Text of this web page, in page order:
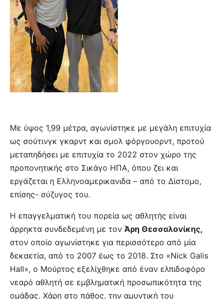
Με ύψος 1,99 μέτρα, αγωνίστηκε με μεγάλη επιτυχία
ως σούτινγκ γκαρντ και σμολ φόργουορντ, προτού
μεταπηδήσει με επιτυχία το 2022 στον χώρο της
προπονητικής στο Σικάγο ΗΠΑ, όπου ζει και
εργάζεται η Ελληνοαμερικανιδα – από το Δίστομο,
επίσης- σύζυγος του.
Η επαγγελματική του πορεία ως αθλητής είναι
άρρηκτα συνδεδεμένη με τον Άρη Θεσσαλονίκης,
στον οποίο αγωνίστηκε για περισσότερο από μία
δεκαετία, από το 2007 έως το 2018. Στο «Nick Galis
Hall», ο Μούρτος εξελίχθηκε από έναν ελπιδοφόρο
νεαρό αθλητή σε εμβληματική προσωπικότητα της
ομάδας. Χάρη στο πάθος, την αμυντική του